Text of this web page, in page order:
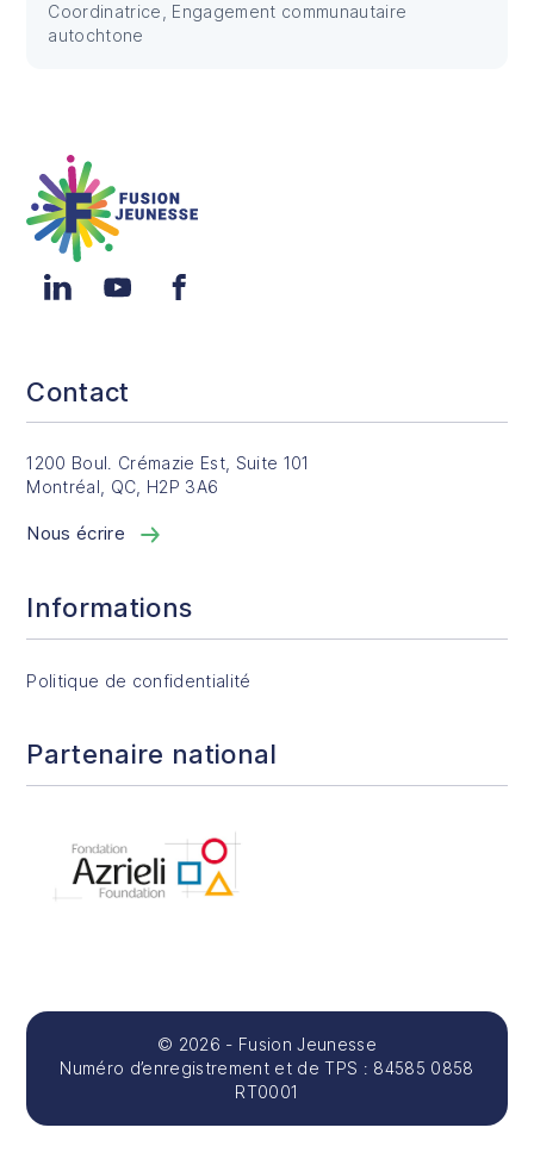
Coordinatrice, Engagement communautaire
autochtone
Fusion Jeunesse
LinkedIn YouTube Facebook
Contact
1200 Boul. Crémazie Est, Suite 101
Montréal, QC, H2P 3A6
Nous écrire
Informations
Politique de confidentialité
Partenaire national
© 2026 - Fusion Jeunesse
Numéro d’enregistrement et de TPS : 84585 0858
RT0001